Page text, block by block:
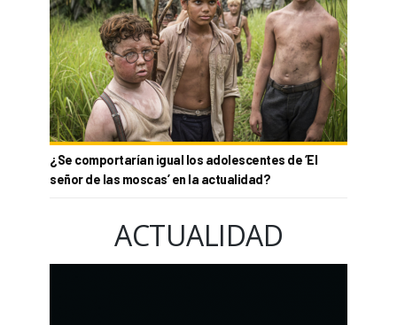
¿Se comportarían igual los adolescentes de ‘El
señor de las moscas’ en la actualidad?
ACTUALIDAD